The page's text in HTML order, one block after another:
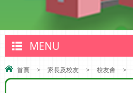
MENU
首頁 > 家長及校友 > 校友會 >